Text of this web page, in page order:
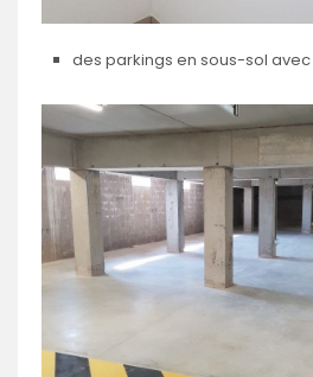
des parkings en sous-sol